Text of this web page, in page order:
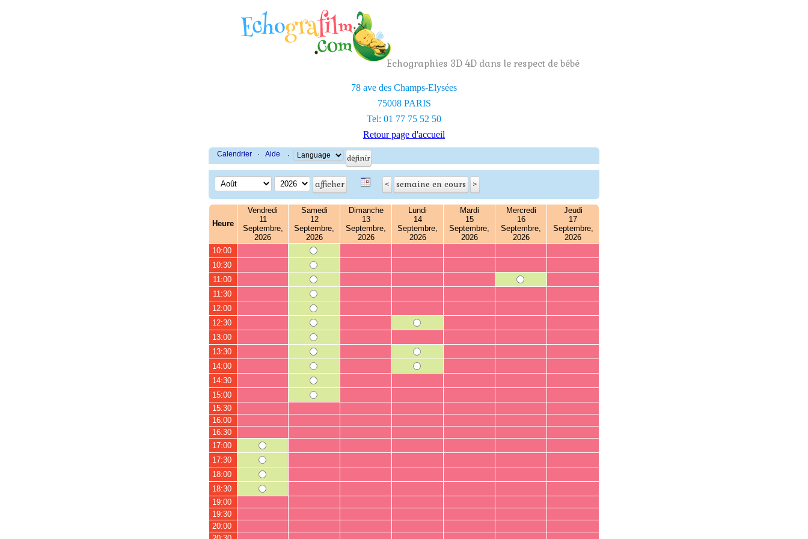
Echographies 3D 4D dans le respect de bébé
78 ave des Champs-Elysées
75008 PARIS
Tel: 01 77 75 52 50
Retour page d'accueil
Calendrier · Aide ·
Heure
Vendredi
11
Septembre,
2026
Samedi
12
Septembre,
2026
Dimanche
13
Septembre,
2026
Lundi
14
Septembre,
2026
Mardi
15
Septembre,
2026
Mercredi
16
Septembre,
2026
Jeudi
17
Septembre,
2026
10:00
10:30
11:00
11:30
12:00
12:30
13:00
13:30
14:00
14:30
15:00
15:30
16:00
16:30
17:00
17:30
18:00
18:30
19:00
19:30
20:00